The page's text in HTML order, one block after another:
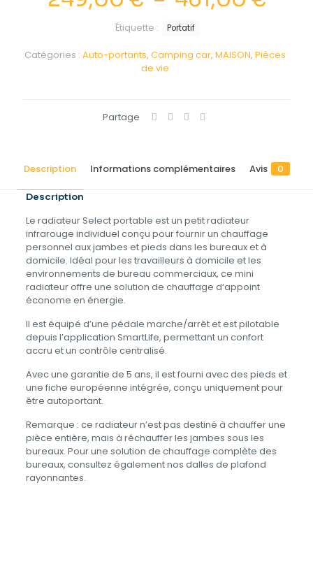
Catégories : Auto-portants, Camping car, MAISON, Pièces
de vie
Étiquette : Portatif
Partage
Description Informations complémentaires Avis 0
Description
Le radiateur Select portable est un petit radiateur
infrarouge individuel conçu pour fournir un chauffage
personnel aux jambes et pieds dans les bureaux et à
domicile. Idéal pour les travailleurs à domicile et les
environnements de bureau commerciaux, ce mini
radiateur offre une solution de chauffage d’appoint
économe en énergie.
Il est équipé d’une pédale marche/arrêt et est pilotable
depuis l’application SmartLife, permettant un confort
accru et un contrôle centralisé.
Avec une garantie de 5 ans, il est fourni avec des pieds et
une fiche européenne intégrée, conçu uniquement pour
être autoportant.
Remarque : ce radiateur n’est pas destiné à chauffer une
pièce entière, mais à réchauffer les jambes sous les
bureaux. Pour une solution de chauffage complète des
bureaux, consultez également nos dalles de plafond
rayonnantes.